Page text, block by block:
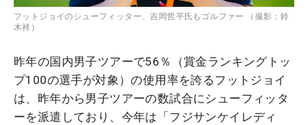
フットジョイのシューフィッター、吉岡哲平氏もゴルファー （撮影：鈴
木祥）
昨年の国内男子ツアーで56％（賞金ランキングトッ
プ100の選手が対象）の使用率を誇るフットジョイ
は、昨年から男子ツアーの数試合にシューフィッタ
ーを派遣しており、今年は「フジサンケイレディ